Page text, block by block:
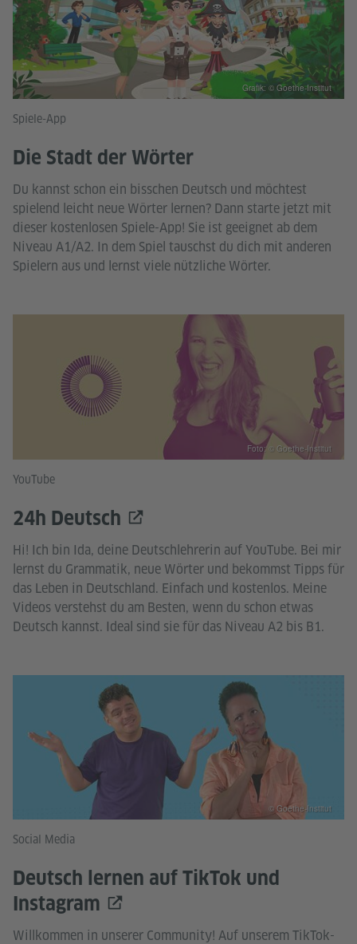
Spiele-App
Die Stadt der Wörter
Du kannst schon ein bisschen Deutsch und möchtest
spielend leicht neue Wörter lernen? Dann starte jetzt mit
dieser kostenlosen Spiele-App! Sie ist geeignet ab dem
Niveau A1/A2. In dem Spiel tauschst du dich mit anderen
Spielern aus und lernst viele nützliche Wörter.
Grafik: © Goethe-Institut
YouTube
24h Deutsch
Hi! Ich bin Ida, deine Deutschlehrerin auf YouTube. Bei mir
lernst du Grammatik, neue Wörter und bekommst Tipps für
das Leben in Deutschland. Einfach und kostenlos. Meine
Videos verstehst du am Besten, wenn du schon etwas
Deutsch kannst. Ideal sind sie für das Niveau A2 bis B1.
Foto: © Goethe-Institut
Social Media
Deutsch lernen auf TikTok und
Instagram
Willkommen in unserer Community! Auf unserem TikTok-
© Goethe-Institut